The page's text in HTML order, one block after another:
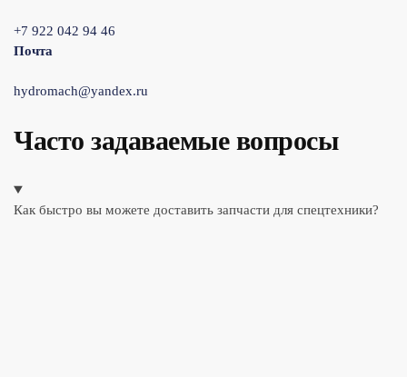
+7 922 042 94 46
Почта
hydromach@yandex.ru
Часто задаваемые вопросы
Как быстро вы можете доставить запчасти для спецтехники?